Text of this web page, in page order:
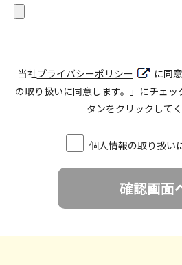
当社プライバシーポリシー に同
の取り扱いに同意します。」にチェ
タンをクリックしてく
個人情報の取り扱い